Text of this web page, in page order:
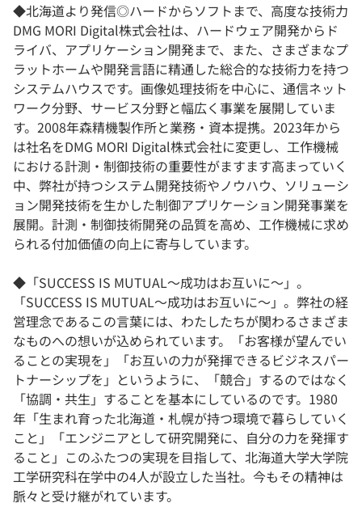
◆北海道より発信◎ハードからソフトまで、高度な技術力
DMG MORI Digital株式会社は、ハードウェア開発からド
ライバ、アプリケーション開発まで、また、さまざまなプ
ラットホームや開発言語に精通した総合的な技術力を持つ
システムハウスです。画像処理技術を中心に、通信ネット
ワーク分野、サービス分野と幅広く事業を展開していま
す。2008年森精機製作所と業務・資本提携。2023年から
は社名をDMG MORI Digital株式会社に変更し、工作機械
における計測・制御技術の重要性がますます高まっていく
中、弊社が持つシステム開発技術やノウハウ、ソリューシ
ョン開発技術を生かした制御アプリケーション開発事業を
展開。計測・制御技術開発の品質を高め、工作機械に求め
られる付加価値の向上に寄与しています。
◆「SUCCESS IS MUTUAL～成功はお互いに～」。
「SUCCESS IS MUTUAL～成功はお互いに～」。弊社の経
営理念であるこの言葉には、わたしたちが関わるさまざま
なものへの想いが込められています。「お客様が望んでい
ることの実現を」「お互いの力が発揮できるビジネスパー
トナーシップを」というように、「競合」するのではなく
「協調・共生」することを基本にしているのです。1980
年「生まれ育った北海道・札幌が持つ環境で暮らしていく
こと」「エンジニアとして研究開発に、自分の力を発揮す
ること」このふたつの実現を目指して、北海道大学大学院
工学研究科在学中の4人が設立した当社。今もその精神は
脈々と受け継がれています。